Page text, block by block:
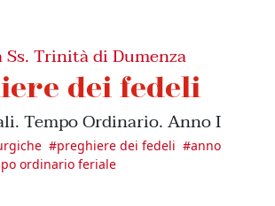
Trinità di Dumenza
dei fedeli
Tempo Ordinario. Anno I
#preghiere dei fedeli #anno
ordinario feriale